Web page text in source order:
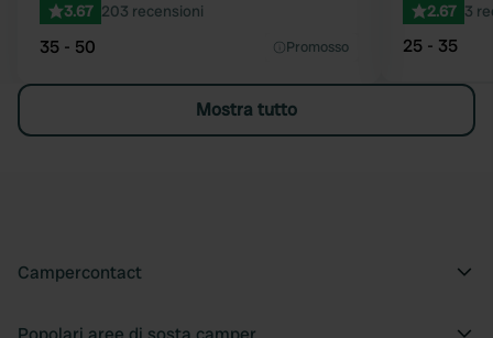
3.67 203 recensioni
35 - 50 Promosso
2.67 3
25 - 35
Mostra tutto
Campercontact